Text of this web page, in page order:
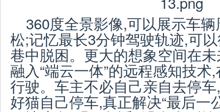
360度全景影像,可以展示车
松;记忆最长3分钟驾驶轨迹,可
巷中脱困。更大的想象空间在
融入“端云一体”的远程感知技
行驶。车主不必自己亲自去停车
好猫自己停车,真正解决“最后一